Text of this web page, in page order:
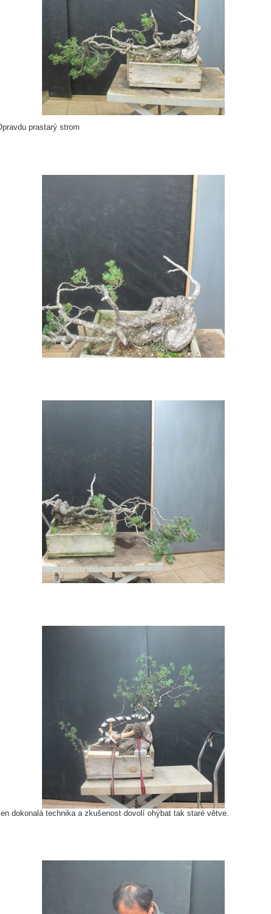
prastarý strom
dokonalá technika a zkušenost dovolí ohýbat tak staré větve.